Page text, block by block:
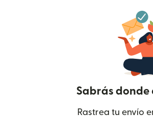
Sabrás donde
Rastrea tu envío